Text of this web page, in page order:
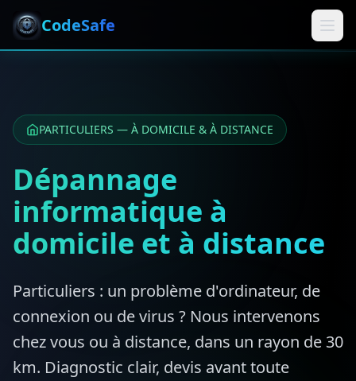
CodeSafe
PARTICULIERS — À DOMICILE & À DISTANCE
Dépannage
informatique à
domicile et à distance
Particuliers : un problème d'ordinateur, de
connexion ou de virus ? Nous intervenons
chez vous ou à distance, dans un rayon de 30
km. Diagnostic clair, devis avant toute